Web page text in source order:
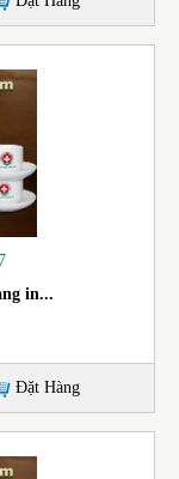
in...
Đặt Hàng